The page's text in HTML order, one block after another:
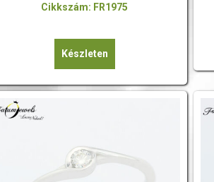
Cikkszám: FR1975
Készleten